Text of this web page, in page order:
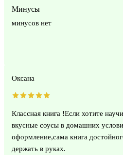
Минусы
минусов нет
Оксана
Классная книга !Если хотите
вкусные соусы в домашних
оформление,сама книга
держать в руках.